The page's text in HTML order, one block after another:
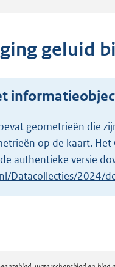
geluid
geometrieën die
op de kaart. Het
authentieke versie
Datacollecties/